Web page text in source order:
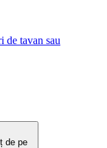
de tavan sau
de pe